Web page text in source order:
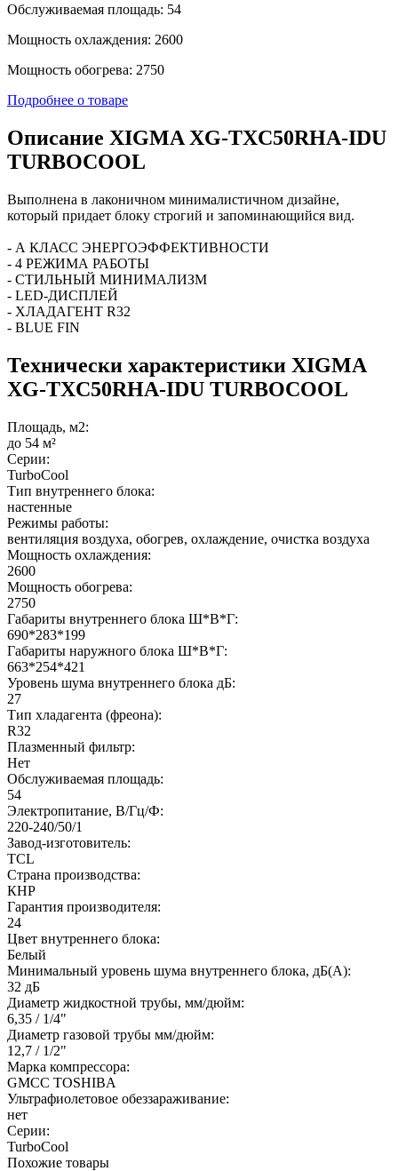
Обслуживаемая площадь: 54
Мощность охлаждения: 2600
Мощность обогрева: 2750
Подробнее о товаре
Описание XIGMA XG-TXC50RHA-IDU
TURBOCOOL
Выполнена в лаконичном минималистичном дизайне,
который придает блоку строгий и запоминающийся вид.
- А КЛАСС ЭНЕРГОЭФФЕКТИВНОСТИ
- 4 РЕЖИМА РАБОТЫ
- СТИЛЬНЫЙ МИНИМАЛИЗМ
- LED-ДИСПЛЕЙ
- ХЛАДАГЕНТ R32
- BLUE FIN
Технически характеристики XIGMA
XG-TXC50RHA-IDU TURBOCOOL
Площадь, м2:
до 54 м²
Серии:
TurboCool
Тип внутреннего блока:
настенные
Режимы работы:
вентиляция воздуха, обогрев, охлаждение, очистка воздуха
Мощность охлаждения:
2600
Мощность обогрева:
2750
Габариты внутреннего блока Ш*В*Г:
690*283*199
Габариты наружного блока Ш*В*Г:
663*254*421
Уровень шума внутреннего блока дБ:
27
Тип хладагента (фреона):
R32
Плазменный фильтр:
Нет
Обслуживаемая площадь:
54
Электропитание, В/Гц/Ф:
220-240/50/1
Завод-изготовитель:
TCL
Страна производства:
КНР
Гарантия производителя:
24
Цвет внутреннего блока:
Белый
Минимальный уровень шума внутреннего блока, дБ(А):
32 дБ
Диаметр жидкостной трубы, мм/дюйм:
6,35 / 1/4"
Диаметр газовой трубы мм/дюйм:
12,7 / 1/2"
Марка компрессора:
GMCC TOSHIBA
Ультрафиолетовое обеззараживание:
нет
Серии:
TurboCool
Похожие товары